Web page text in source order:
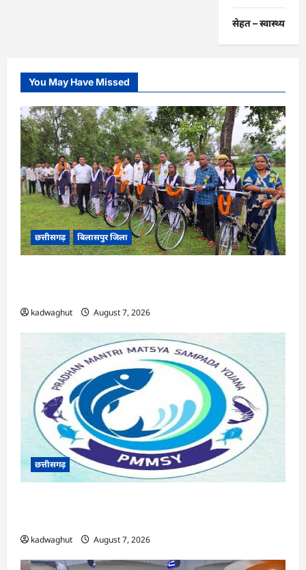
सेहत – स्‍वास्‍थ्‍य
You May Have Missed
छत्तीसगढ़ बिलासपुर जिला
kadwaghut August 7, 2026
छत्तीसगढ़
kadwaghut August 7, 2026